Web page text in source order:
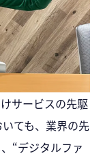
サービスの先駆
ても、業界の先
“デジタルファ